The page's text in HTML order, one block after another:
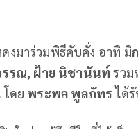
งมาร่วมพิธีคับคั่ง อาทิ มิ
รรณ, ฝ้าย นิชานันท์ รวม
ดย พระพล พูลภัทรได้